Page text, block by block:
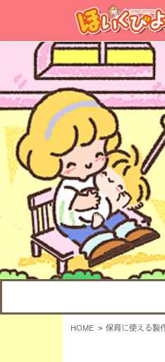
HOME 保育に使える製